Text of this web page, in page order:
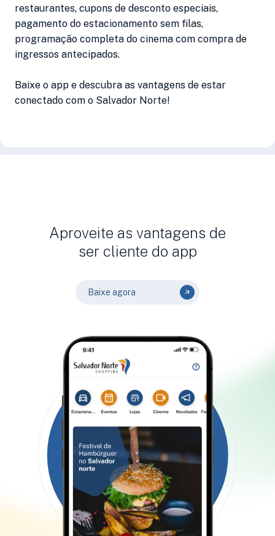
restaurantes, cupons de desconto especiais,
pagamento do estacionamento sem filas,
programação completa do cinema com compra de
ingressos antecipados.
Baixe o app e descubra as vantagens de estar
conectado com o Salvador Norte!
Aproveite as vantagens de
ser cliente do app
Baixe agora